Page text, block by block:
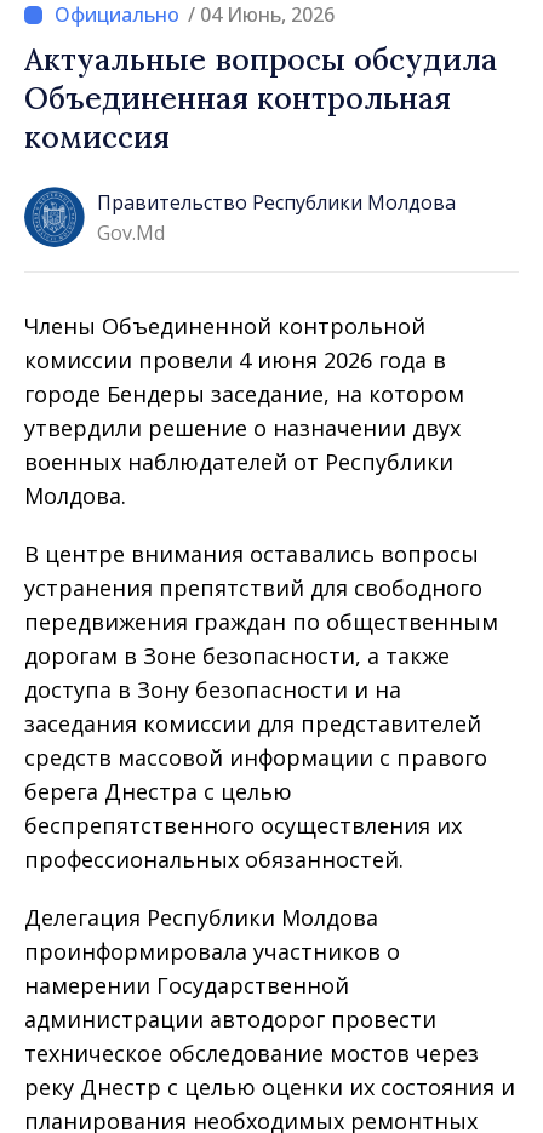
/ 04 Июнь, 2026
Актуальные вопросы обсудила
Объединенная контрольная
комиссия
Правительство Республики Молдова
Gov.md
Члены Объединенной контрольной
комиссии провели 4 июня 2026 года в
городе Бендеры заседание, на котором
утвердили решение о назначении двух
военных наблюдателей от Республики
Молдова.
В центре внимания оставались вопросы
устранения препятствий для свободного
передвижения граждан по общественным
дорогам в Зоне безопасности, а также
доступа в Зону безопасности и на
заседания комиссии для представителей
средств массовой информации с правого
берега Днестра с целью
беспрепятственного осуществления их
профессиональных обязанностей.
Делегация Республики Молдова
проинформировала участников о
намерении Государственной
администрации автодорог провести
техническое обследование мостов через
реку Днестр с целью оценки их состояния и
планирования необходимых ремонтных